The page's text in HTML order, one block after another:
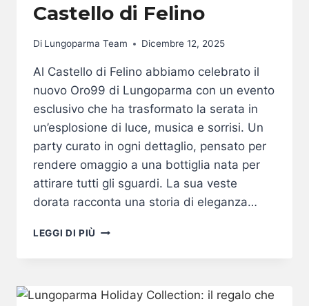
Castello di Felino
Di Lungoparma Team Dicembre 12, 2025
Al Castello di Felino abbiamo celebrato il
nuovo Oro99 di Lungoparma con un evento
esclusivo che ha trasformato la serata in
un’esplosione di luce, musica e sorrisi. Un
party curato in ogni dettaglio, pensato per
rendere omaggio a una bottiglia nata per
attirare tutti gli sguardi. La sua veste
dorata racconta una storia di eleganza…
LEGGI DI PIÙ ORO99:
CASTELLO